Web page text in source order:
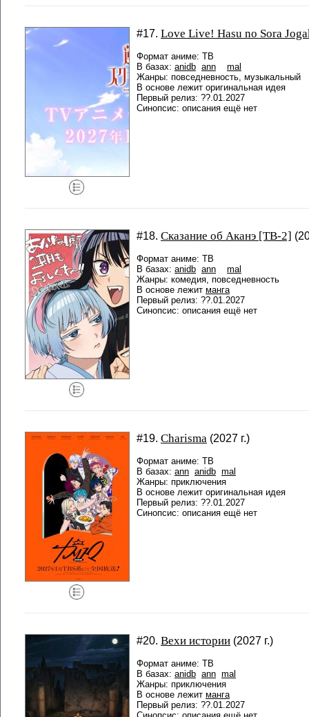
#17. Love Live! Hasu no Sora
Формат аниме: ТВ
В базах: anidb ann
mal
Жанры: повседневность, музыкальный
В основе лежит оригинальная идея
Первый релиз: ??.01.2027
Синопсис: описания ещё нет
#18. Сказание об Аканэ [ТВ-2]
Формат аниме: ТВ
В базах: anidb ann
mal
Жанры: комедия, повседневность
В основе лежит манга
Первый релиз: ??.01.2027
Синопсис: описания ещё нет
#19. Charisma (2027 г.)
Формат аниме: ТВ
В базах: ann anidb mal
Жанры: приключения
В основе лежит оригинальная идея
Первый релиз: ??.01.2027
Синопсис: описания ещё нет
#20. Вехи истории (2027 г.)
Формат аниме: ТВ
В базах: anidb ann mal
Жанры: приключения
В основе лежит манга
Первый релиз: ??.01.2027